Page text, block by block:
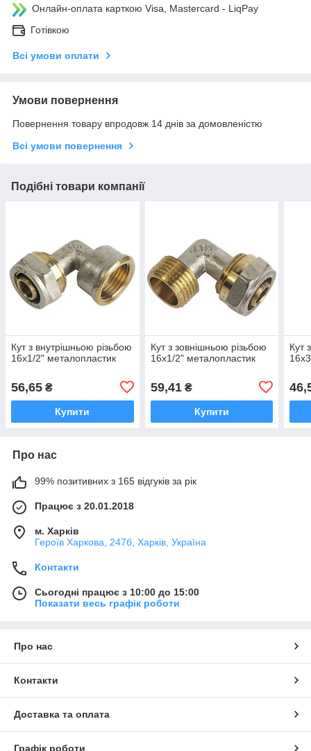
Онлайн-оплата карткою Visa, Mastercard - LiqPay
Готівкою
Всі умови оплати
Умови повернення
Повернення товару впродовж 14 днів за домовленістю
Всі умови повернення
Подібні товари компанії
Кут з внутрішньою різьбою
16х1/2" металопластик
56,65 ₴
Купити
Кут з зовнішньою різьбою
16х1/2" металопластик
59,41₴
Купити
Кут
Про нас
99% позитивних з 165 відгуків за рік
Працює з 20.01.2018
м. Харків
Героїв Харкова, 247б, Харків, Україна
Контакти
Сьогодні працює з 10:00 до 15:00
Показати весь графік роботи
Про нас
Контакти
Доставка та оплата
Графік роботи